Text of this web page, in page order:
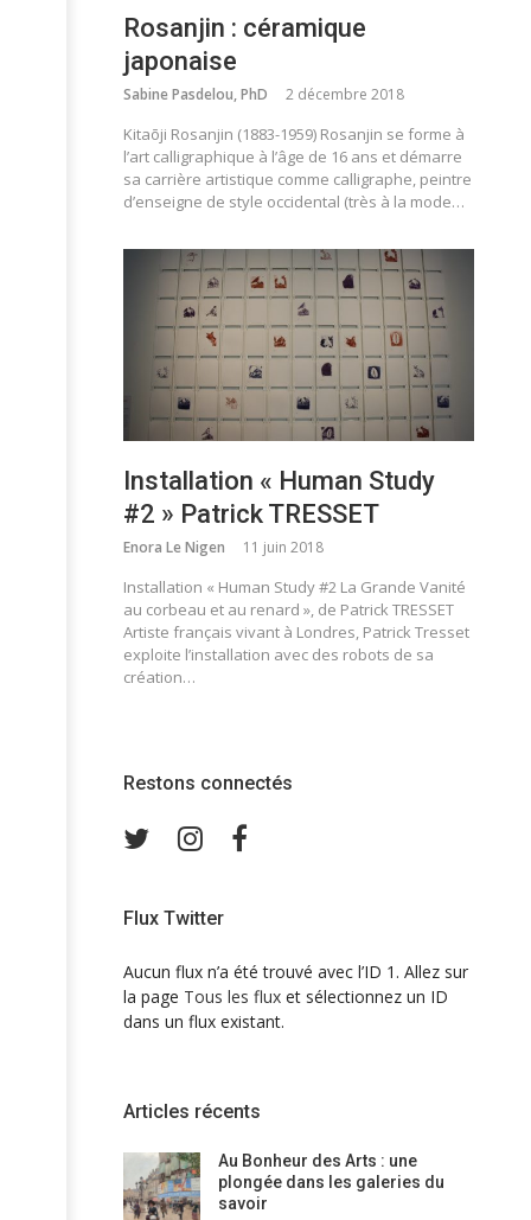
Rosanjin : céramique
japonaise
Sabine Pasdelou, PhD 2 décembre 2018
Kitaōji Rosanjin (1883-1959) Rosanjin se forme à
l’art calligraphique à l’âge de 16 ans et démarre
sa carrière artistique comme calligraphe, peintre
d’enseigne de style occidental (très à la mode…
Installation « Human Study
#2 » Patrick TRESSET
Enora Le Nigen 11 juin 2018
Installation « Human Study #2 La Grande Vanité
au corbeau et au renard », de Patrick TRESSET
Artiste français vivant à Londres, Patrick Tresset
exploite l’installation avec des robots de sa
création…
Restons connectés
TwitterInstagram
Flux Twitter
Aucun flux n’a été trouvé avec l’ID 1. Allez sur
la page Tous les flux et sélectionnez un ID
dans un flux existant.
Articles récents
Au Bonheur des Arts : une
plongée dans les galeries du
savoir